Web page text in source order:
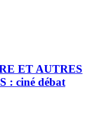
ET AUTRES
: ciné débat